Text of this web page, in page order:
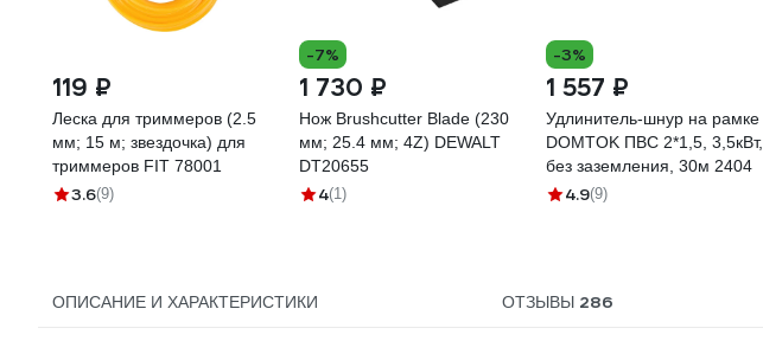
119 ₽
Леска для триммеров (2.5
мм; 15 м; звездочка) для
триммеров FIT 78001
3.6(9)
-7%
1 730 ₽
Нож Brushcutter Blade (230
мм; 25.4 мм; 4Z) DEWALT
DT20655
4(1)
-3%
1 557 ₽
Удлинитель-шнур на рамке
DOMTOK ПВС 2*1,5, 3,5кВт,
без заземления, 30м 2404
4.9(9)
ОПИСАНИЕ И ХАРАКТЕРИСТИКИ ОТЗЫВЫ 286